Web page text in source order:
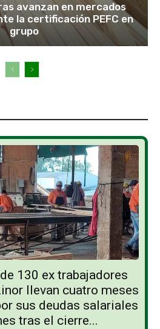
avanzan en mercados
la certificación PEFC en
grupo
130 ex trabajadores
llevan cuatro meses
sus deudas salariales
tras el cierre...